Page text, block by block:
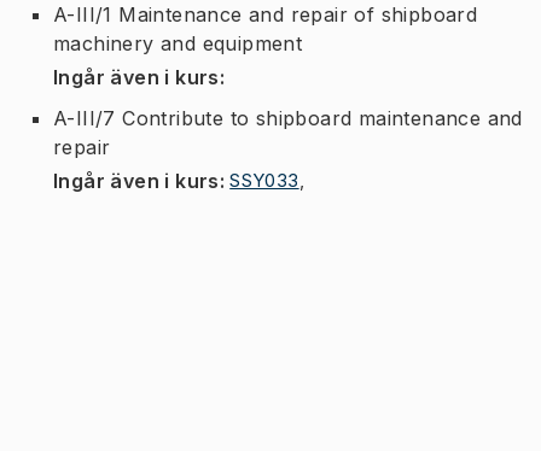
A-III/1 Maintenance and repair of shipboard
machinery and equipment
Ingår även i kurs:
A-III/7 Contribute to shipboard maintenance and
repair
Ingår även i kurs: SSY033